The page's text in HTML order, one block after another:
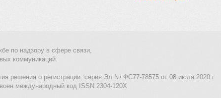
по надзору в сфере связи,
коммуникаций.
решения о регистрации: серия Эл № ФС77-78575 от 08 июля 2020 г
международный код ISSN 2304-120X